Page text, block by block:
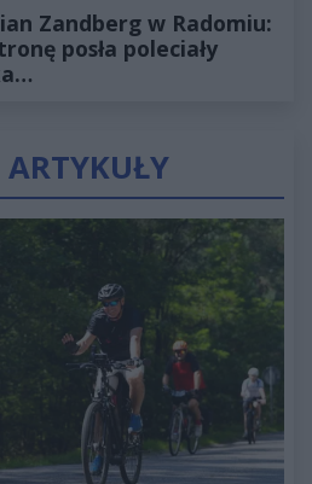
Zandberg w Radomiu:
posła poleciały
ARTYKUŁY